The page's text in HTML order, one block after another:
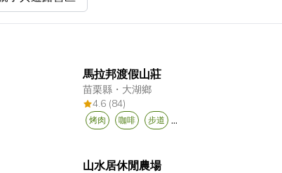
馬拉邦渡假山莊
苗栗縣・ 大湖鄉
4.6 (84)
烤肉 咖啡 步道 ...
山水居休閒農場